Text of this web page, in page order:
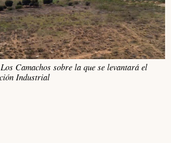
Camachos sobre la que se levantará el
Industrial